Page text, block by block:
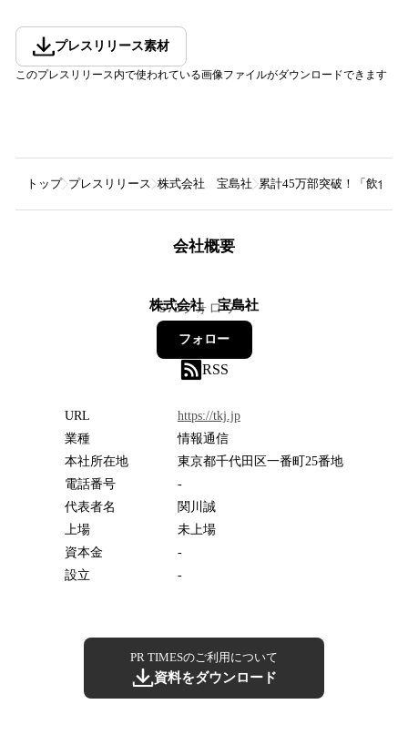
プレスリリース素材
このプレスリリース内で使われている画像ファイルがダウンロードできます
トップ プレスリリース 株式会社 宝島社 累計45万部突破！「飲食チ
会社概要
株式会社 宝島社
573フォロワー
フォロー
RSS
URL
https://tkj.jp
業種
情報通信
本社所在地
東京都千代田区一番町25番地
電話番号
-
代表者名
関川誠
上場
未上場
資本金
-
設立
-
PR TIMESのご利用について
資料をダウンロード